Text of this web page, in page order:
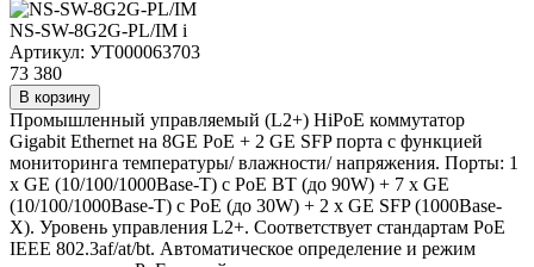
NS-SW-8G2G-PL/IM i
Артикул: УТ000063703
73 380
В корзину
Промышленный управляемый (L2+) HiPoE коммутатор
Gigabit Ethernet на 8GE PoE + 2 GE SFP порта с функцией
мониторинга температуры/ влажности/ напряжения. Порты: 1
x GE (10/100/1000Base-T) с PoE BT (до 90W) + 7 x GE
(10/100/1000Base-T) с PoE (до 30W) + 2 x GE SFP (1000Base-
X). Уровень управления L2+. Соответствует стандартам PoE
IEEE 802.3af/at/bt. Автоматическое определение и режим